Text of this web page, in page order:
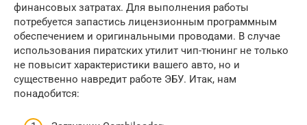
финансовых затратах. Для выполнения работы
потребуется запастись лицензионным программным
обеспечением и оригинальными проводами. В случае
использования пиратских утилит чип-тюнинг не только
не повысит характеристики вашего авто, но и
существенно навредит работе ЭБУ. Итак, нам
понадобится: